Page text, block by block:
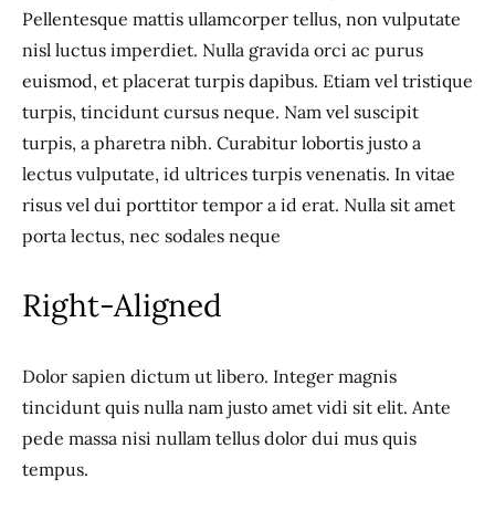
Pellentesque mattis ullamcorper tellus, non vulputate
nisl luctus imperdiet. Nulla gravida orci ac purus
euismod, et placerat turpis dapibus. Etiam vel tristique
turpis, tincidunt cursus neque. Nam vel suscipit
turpis, a pharetra nibh. Curabitur lobortis justo a
lectus vulputate, id ultrices turpis venenatis. In vitae
risus vel dui porttitor tempor a id erat. Nulla sit amet
porta lectus, nec sodales neque
Right-Aligned
Dolor sapien dictum ut libero. Integer magnis
tincidunt quis nulla nam justo amet vidi sit elit. Ante
pede massa nisi nullam tellus dolor dui mus quis
tempus.